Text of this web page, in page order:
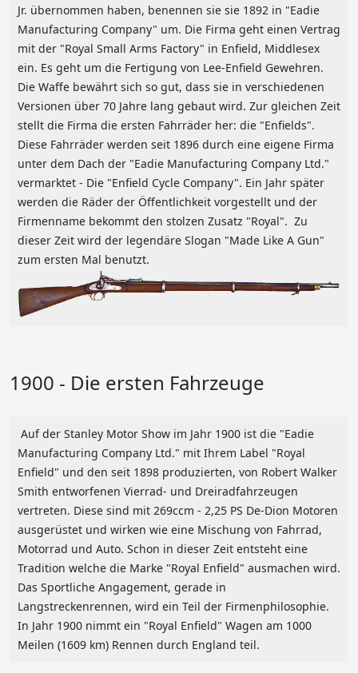
Jr. übernommen haben, benennen sie sie 1892 in "Eadie
Manufacturing Company" um. Die Firma geht einen Vertrag
mit der "Royal Small Arms Factory" in Enfield, Middlesex
ein. Es geht um die Fertigung von Lee-Enfield Gewehren.
Die Waffe bewährt sich so gut, dass sie in verschiedenen
Versionen über 70 Jahre lang gebaut wird. Zur gleichen Zeit
stellt die Firma die ersten Fahrräder her: die "Enfields".
Diese Fahrräder werden seit 1896 durch eine eigene Firma
unter dem Dach der "Eadie Manufacturing Company Ltd."
vermarktet - Die "Enfield Cycle Company". Ein Jahr später
werden die Räder der Öffentlichkeit vorgestellt und der
Firmenname bekommt den stolzen Zusatz "Royal". Zu
dieser Zeit wird der legendäre Slogan "Made Like A Gun"
zum ersten Mal benutzt.
1900 - Die ersten Fahrzeuge
Auf der Stanley Motor Show im Jahr 1900 ist die "Eadie
Manufacturing Company Ltd." mit Ihrem Label "Royal
Enfield" und den seit 1898 produzierten, von Robert Walker
Smith entworfenen Vierrad- und Dreiradfahrzeugen
vertreten. Diese sind mit 269ccm - 2,25 PS De-Dion Motoren
ausgerüstet und wirken wie eine Mischung von Fahrrad,
Motorrad und Auto. Schon in dieser Zeit entsteht eine
Tradition welche die Marke "Royal Enfield" ausmachen wird.
Das Sportliche Angagement, gerade in
Langstreckenrennen, wird ein Teil der Firmenphilosophie.
In Jahr 1900 nimmt ein "Royal Enfield" Wagen am 1000
Meilen (1609 km) Rennen durch England teil.